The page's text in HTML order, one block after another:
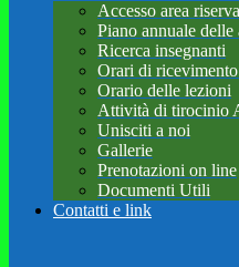
Accesso area
Piano annuale
Ricerca insegnanti
Orari di
Orario delle lezioni
Attività di tirocinio
Unisciti a noi
Gallerie
Prenotazioni on line
Documenti Utili
Contatti e link